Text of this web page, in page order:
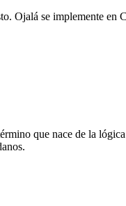
Ojalá se implemente en
que nace de la